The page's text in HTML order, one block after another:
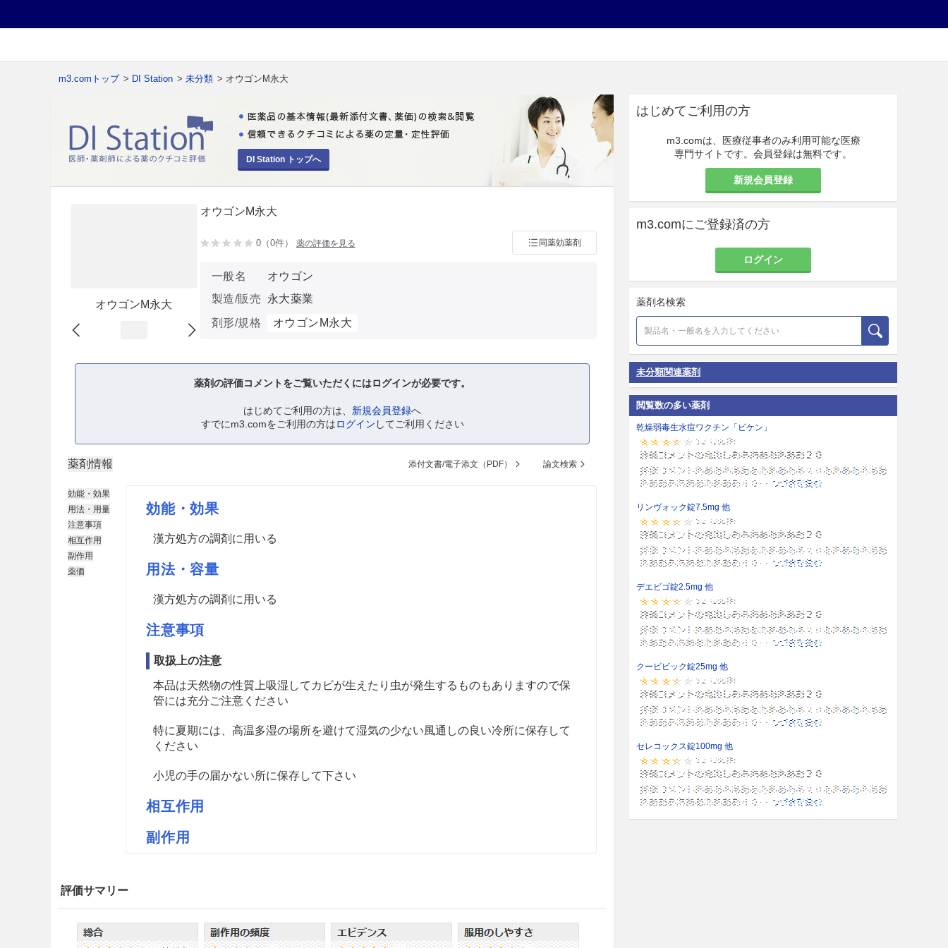
m3.comトップ > DI Station > 未分類 > オウゴンM永大
DI Station トップへ
オウゴンM永大
オウゴンM永大
0（0件） 薬の評価を見る 同薬効薬剤
一般名
オウゴン
製造/販売
永大薬業
剤形/規格
オウゴンM永大
薬剤の評価コメントをご覧いただくにはログインが必要です。
はじめてご利用の方は、 新規会員登録へ
すでにm3.comをご利用の方はログイン してご利用ください
薬剤情報 添付文書/電子添文（PDF） 論文検索
効能・効果
用法・用量
注意事項
相互作用
副作用
薬価
効能・効果
漢方処方の調剤に用いる
用法・容量
漢方処方の調剤に用いる
注意事項
取扱上の注意
本品は天然物の性質上吸湿してカビが生えたり虫が発生するものもありますので保
管には充分ご注意ください
特に夏期には、高温多湿の場所を避けて湿気の少ない風通しの良い冷所に保存して
ください
小児の手の届かない所に保存して下さい
相互作用
副作用
評価サマリー
はじめてご利用の方
m3.comは、医療従事者のみ利用可能な医療
専門サイトです。会員登録は無料です。
新規会員登録
m3.comにご登録済の方
ログイン
薬剤名検索
未分類関連薬剤
閲覧数の多い薬剤
乾燥弱毒生水痘ワクチン「ビケン」
リンヴォック錠7.5mg 他
デエビゴ錠2.5mg 他
クービビック錠25mg 他
セレコックス錠100mg 他